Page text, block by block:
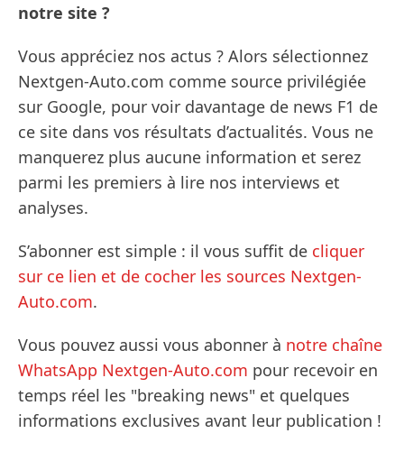
notre site ?
Vous appréciez nos actus ? Alors sélectionnez
Nextgen-Auto.com comme source privilégiée
sur Google, pour voir davantage de news F1 de
ce site dans vos résultats d’actualités. Vous ne
manquerez plus aucune information et serez
parmi les premiers à lire nos interviews et
analyses.
S’abonner est simple : il vous suffit de cliquer
sur ce lien et de cocher les sources Nextgen-
Auto.com.
Vous pouvez aussi vous abonner à notre chaîne
WhatsApp Nextgen-Auto.com pour recevoir en
temps réel les "breaking news" et quelques
informations exclusives avant leur publication !